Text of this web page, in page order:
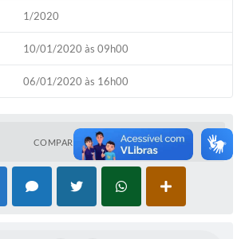
1/2020
10/01/2020 às 09h00
06/01/2020 às 16h00
COMPARTILHAR